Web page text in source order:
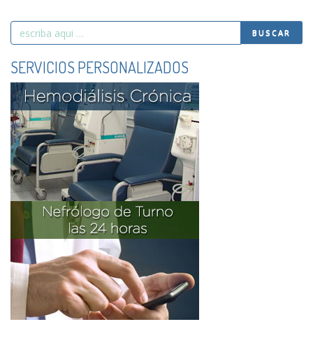
Search
for
BUSCAR
SERVICIOS PERSONALIZADOS